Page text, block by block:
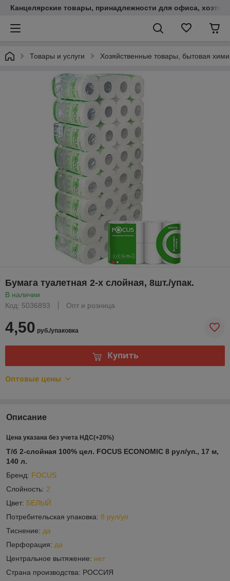
Канцелярские товары, принадлежности для офиса,
Товары и услуги Хозяйственные товары, бытовая
Бумага туалетная 2-х слойная, 8шт./упак.
В наличии
Код: 5036893
Опт и розница
4,50 руб./упаковка
Купить
Оптовые цены
Описание
Цена указана без учета НДС(+20%)
Т/б 2-слойная 100% цел. FOCUS ECONOMIC 8 рул/уп., 17 м,
140 л.
Бренд: FOCUS
Слойность: 2
Цвет: БЕЛЫЙ
Потребительская упаковка: 8 рул/уп
Тиснение: да
Перфорация: да
Центральное вытяжение: нет
Страна производства: РОССИЯ